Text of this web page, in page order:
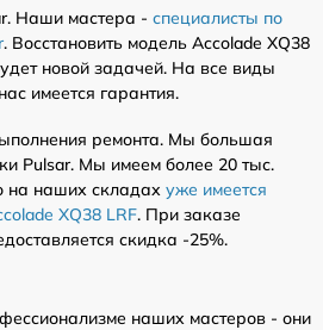
Наши мастера - специалисты по
. Восстановить модель Accolade XQ38
новой задачей. На все виды
имеется гарантия.
ремонта. Мы большая
Pulsar. Мы имеем более 20 тыс.
на наших складах уже имеется
XQ38 LRF. При заказе
скидка -25%.
наших мастеров - они